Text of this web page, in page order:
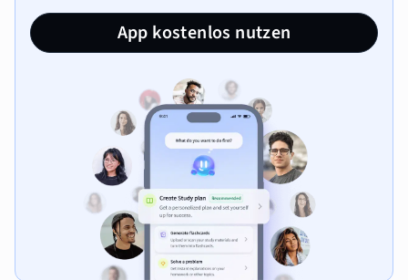
App kostenlos nutzen